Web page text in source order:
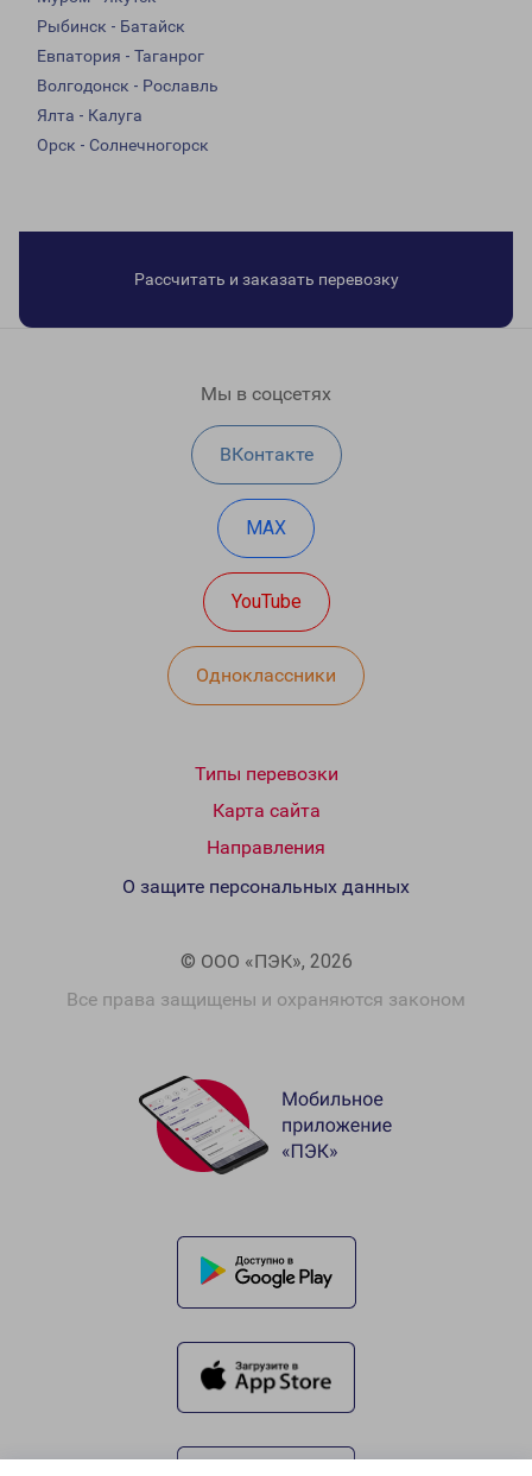
Рыбинск - Батайск
Евпатория - Таганрог
Волгодонск - Рославль
Ялта - Калуга
Орск - Солнечногорск
Рассчитать и заказать перевозку
Мы в соцсетях
ВКонтакте
MAX
YouTube
Одноклассники
Типы перевозки
Карта сайта
Направления
© ООО «ПЭК», 2026
Все права защищены и охраняются законом
О защите персональных данных